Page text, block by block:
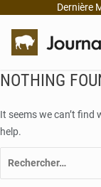
Dernière
NOTHING
It seems we can’t find
help.